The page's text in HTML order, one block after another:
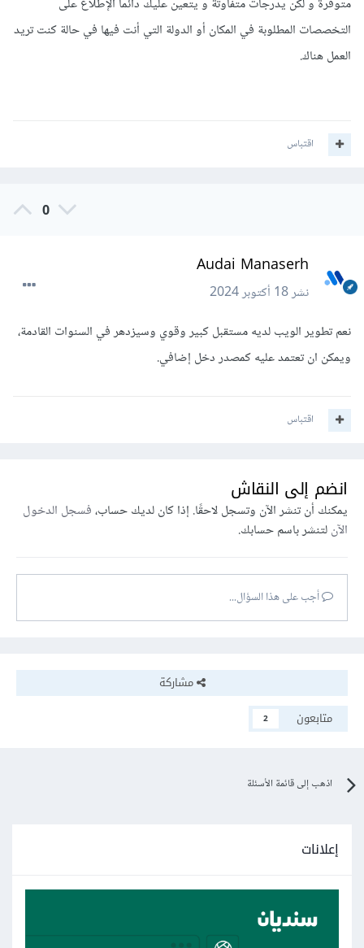
متوفرة و لكن يدرجات متفاوتة و يتعين عليك دائما الإطلاع على
التخصصات المطلوبة في المكان أو الدولة التي أنت فيها في حالة كنت تريد
العمل هناك.
اقتباس
0
Audai Manaserh
نشر18 أكتوبر 2024
نعم تطوير الويب لديه مستقبل كبير وقوي وسيزدهر في السنوات القادمة،
ويمكن ان تعتمد عليه كمصدر دخل إضافي.
اقتباس
انضم إلى النقاش
يمكنك أن تنشر الآن وتسجل لاحقًا. إذا كان لديك حساب،فسجل الدخول
الآنلتنشر باسم حسابك.
أجب على هذا السؤال...
مشاركة
متابعون
2
اذهب إلى قائمة الأسئلة
إعلانات